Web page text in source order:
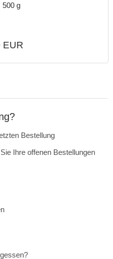
500 g
EUR
Bestellung
Ihre offenen Bestellungen